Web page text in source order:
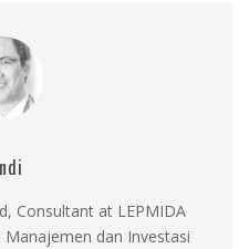
Consultant at LEPMIDA
dan Investasi